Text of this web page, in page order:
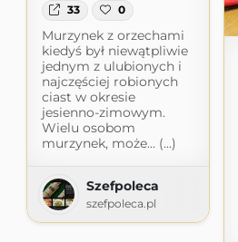
33 0
Murzynek z orzechami
kiedyś był niewątpliwie
jednym z ulubionych i
najczęściej robionych
ciast w okresie
jesienno-zimowym.
Wielu osobom
murzynek, może... (...)
Szefpoleca
szefpoleca.pl